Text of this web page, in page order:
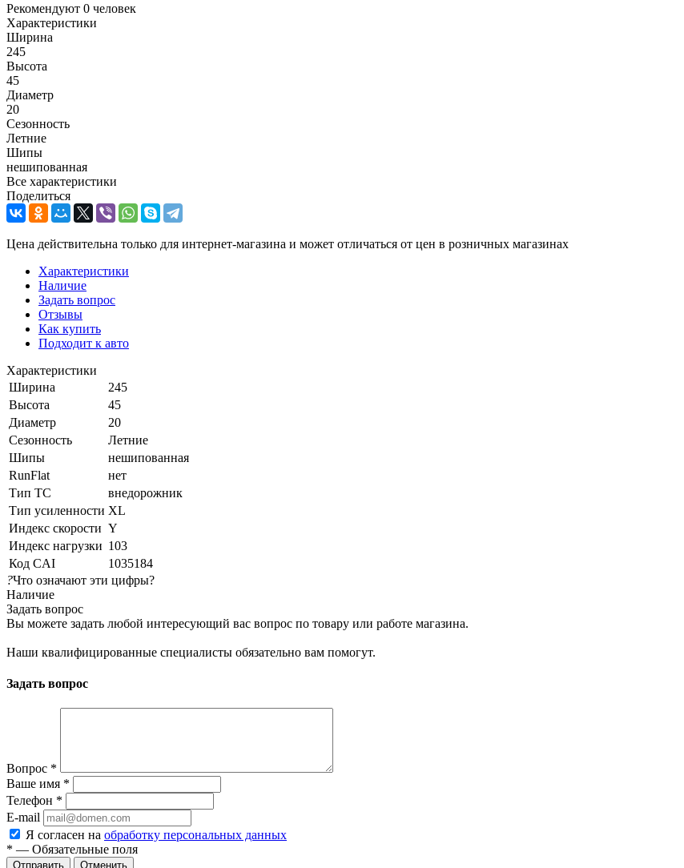
Рекомендуют 0 человек
Характеристики
Ширина
245
Высота
45
Диаметр
20
Сезонность
Летние
Шипы
нешипованная
Все характеристики
Поделиться
Цена действительна только для интернет-магазина и может отличаться от цен в розничных магазинах
Характеристики
Наличие
Задать вопрос
Отзывы
Как купить
Подходит к авто
Характеристики
Ширина
245
Высота
45
Диаметр
20
Сезонность
Летние
Шипы
нешипованная
RunFlat
нет
Тип ТС
внедорожник
Тип усиленности XL
Индекс скорости Y
Индекс нагрузки 103
Код CAI
1035184
?Что означают эти цифры?
Наличие
Задать вопрос
Вы можете задать любой интересующий вас вопрос по товару или работе магазина.
Наши квалифицированные специалисты обязательно вам помогут.
Задать вопрос
Вопрос *
Ваше имя *
Телефон *
E-mail
Я согласен на обработку персональных данных
* — Обязательные поля
Отменить